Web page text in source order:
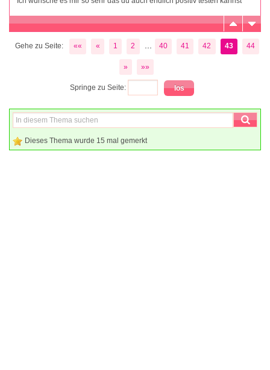
Gehe zu Seite: «« « 1 2 ... 40 41 42 43 44
» »»
Springe zu Seite:
Dieses Thema wurde 15 mal gemerkt